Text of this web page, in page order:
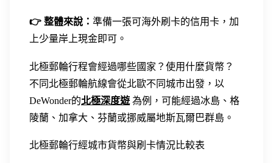
👉 整體來說： 準備一張可海外刷卡的信用卡，加
上少量岸上現金即可。
北極郵輪行程會經過哪些國家？使用什麼貨幣？
不同北極郵輪航線會從北歐不同城市出發，以
DeWonder的北極深度遊 為例，可能經過冰島、格
陵蘭、加拿大、芬蘭或挪威屬地斯瓦爾巴群島。
北極郵輪行經城市貨幣與刷卡情況比較表